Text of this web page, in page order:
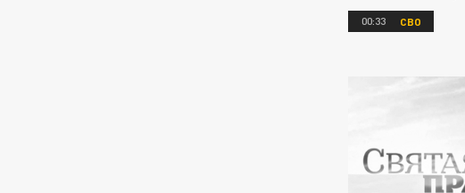
00:33 СВО